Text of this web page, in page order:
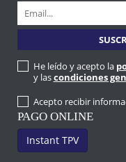
He leído y acepto la
y lascondiciones
Acepto recibir
PAGO ONLINE
Instant TPV